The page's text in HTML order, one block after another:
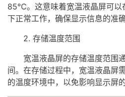
85℃。这意味着宽温液晶屏可以
下正常工作，确保显示信息的准
2. 存储温度范围
宽温液晶屏的存储温度范围
间。在存储过程中，宽温液晶屏
的温度环境中，以免影响显示屏